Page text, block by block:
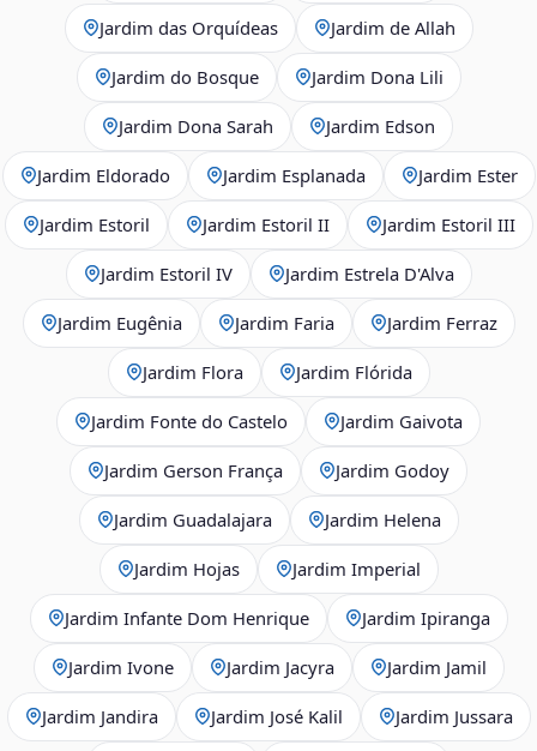
Jardim das Orquídeas Jardim de Allah
Jardim do Bosque Jardim Dona Lili
Jardim Dona Sarah Jardim Edson
Jardim Eldorado Jardim Esplanada Jardim Ester
Jardim Estoril Jardim Estoril II Jardim Estoril III
Jardim Estoril IV Jardim Estrela D'Alva
Jardim Eugênia Jardim Faria Jardim Ferraz
Jardim Flora Jardim Flórida
Jardim Fonte do Castelo Jardim Gaivota
Jardim Gerson França Jardim Godoy
Jardim Guadalajara Jardim Helena
Jardim Hojas Jardim Imperial
Jardim Infante Dom Henrique Jardim Ipiranga
Jardim Ivone Jardim Jacyra Jardim Jamil
Jardim Jandira Jardim José Kalil Jardim Jussara